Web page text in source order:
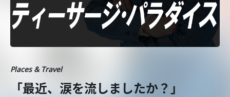
Places & Travel
「最近、涙を流しましたか？」